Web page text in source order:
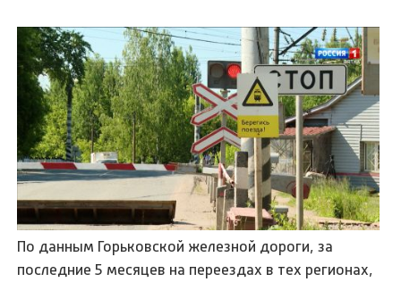
По данным Горьковской железной дороги, за
последние 5 месяцев на переездах в тех регионах,